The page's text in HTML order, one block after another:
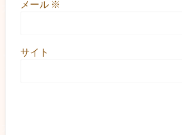
メール ※
サイト